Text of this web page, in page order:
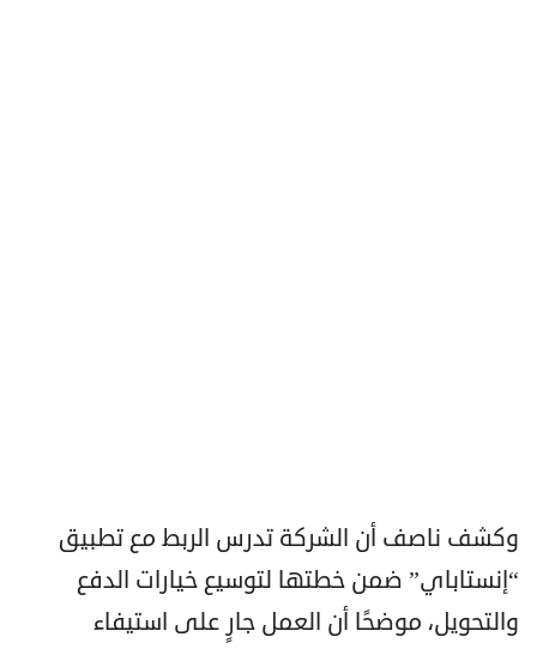
وكشف ناصف أن الشركة تدرس الربط مع تطبيق
“إنستاباي” ضمن خطتها لتوسيع خيارات الدفع
والتحويل، موضحًا أن العمل جارٍ على استيفاء